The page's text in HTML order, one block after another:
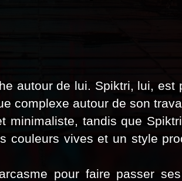
autour de lui. Spiktri, lui, est
complexe autour de son
minimaliste, tandis que
couleurs vives et un style
pour faire passer